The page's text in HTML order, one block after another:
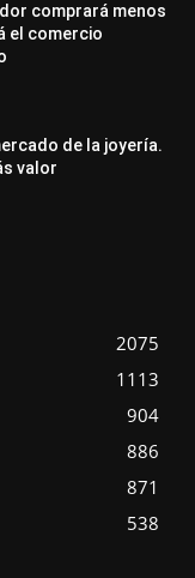
comprará menos
el comercio
de la joyería.
valor
2075
1113
904
886
871
538